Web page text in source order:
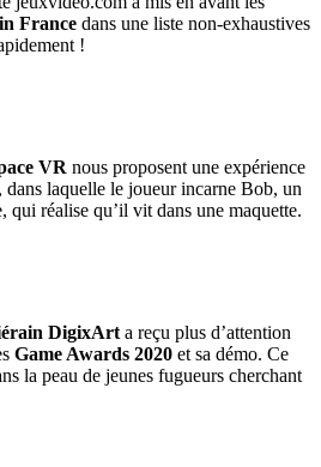
France dans une liste non-exhaustives
!
VR nous proposent une expérience
laquelle le joueur incarne Bob, un
qui réalise qu’il vit dans une maquette.
DigixArt a reçu plus d’attention
Game Awards 2020 et sa démo. Ce
la peau de jeunes fugueurs cherchant